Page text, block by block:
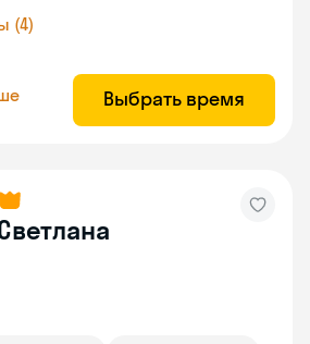
(4)
Выбрать время